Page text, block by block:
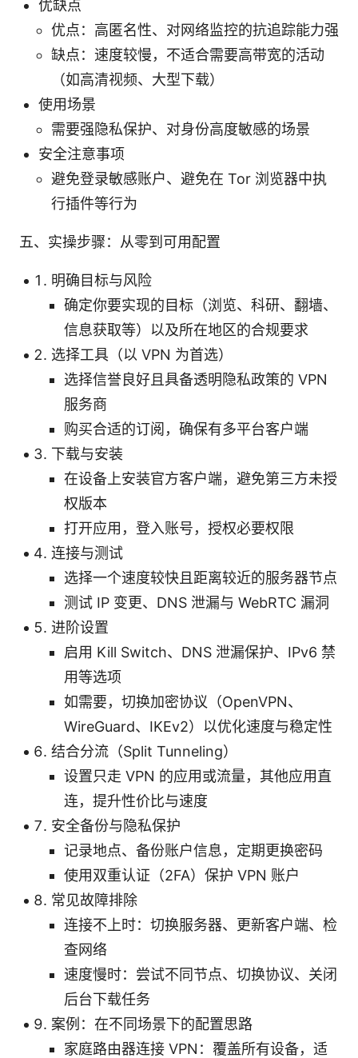
优缺点
优点：高匿名性、对网络监控的抗追踪能力强
缺点：速度较慢，不适合需要高带宽的活动
（如高清视频、大型下载）
使用场景
需要强隐私保护、对身份高度敏感的场景
安全注意事项
避免登录敏感账户、避免在 Tor 浏览器中执
行插件等行为
五、实操步骤：从零到可用配置
明确目标与风险
确定你要实现的目标（浏览、科研、翻墙、
信息获取等）以及所在地区的合规要求
选择工具（以 VPN 为首选）
选择信誉良好且具备透明隐私政策的 VPN
服务商
购买合适的订阅，确保有多平台客户端
下载与安装
在设备上安装官方客户端，避免第三方未授
权版本
打开应用，登入账号，授权必要权限
连接与测试
选择一个速度较快且距离较近的服务器节点
测试 IP 变更、DNS 泄漏与 WebRTC 漏洞
进阶设置
启用 Kill Switch、DNS 泄漏保护、IPv6 禁
用等选项
如需要，切换加密协议（OpenVPN、
WireGuard、IKEv2）以优化速度与稳定性
结合分流（Split Tunneling）
设置只走 VPN 的应用或流量，其他应用直
连，提升性价比与速度
安全备份与隐私保护
记录地点、备份账户信息，定期更换密码
使用双重认证（2FA）保护 VPN 账户
常见故障排除
连接不上时：切换服务器、更新客户端、检
查网络
速度慢时：尝试不同节点、切换协议、关闭
后台下载任务
案例：在不同场景下的配置思路
家庭路由器连接 VPN：覆盖所有设备，适